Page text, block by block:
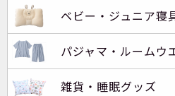
ベビー・ジュニア寝
パジャマ・ルームウ
雑貨・睡眠グッズ